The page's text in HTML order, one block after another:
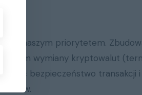
jest naszym priorytetem.
wymiany kryptowalut
bezpieczeństwo transakcji i